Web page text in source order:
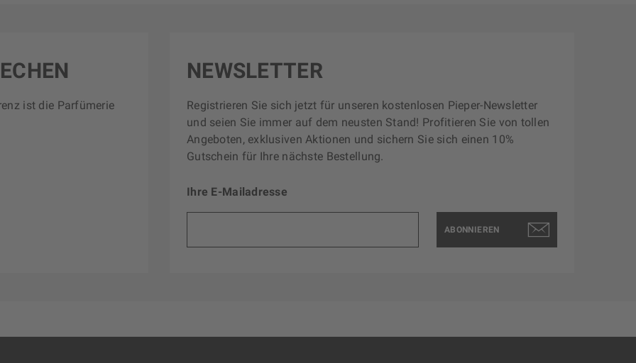
NEWSLETTER
Registrieren Sie sich jetzt für unseren kostenlosen Pieper-Newsletter
und seien Sie immer auf dem neusten Stand! Profitieren Sie von tollen
Angeboten, exklusiven Aktionen und sichern Sie sich einen 10%
Gutschein für Ihre nächste Bestellung.
Ihre E-Mailadresse
ABONNIEREN
ist die Parfümerie